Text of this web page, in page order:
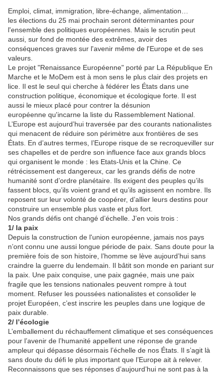
Emploi, climat, immigration, libre-échange, alimentation…
les élections du 25 mai prochain seront déterminantes pour
l'ensemble des politiques européennes. Mais le scrutin peut
aussi, sur fond de montée des extrêmes, avoir des
conséquences graves sur l'avenir même de l'Europe et de ses
valeurs.
Le projet "Renaissance Européenne" porté par La République En
Marche et le MoDem est à mon sens le plus clair des projets en
lice. Il est le seul qui cherche à fédérer les États dans une
construction politique, économique et écologique forte. Il est
aussi le mieux placé pour contrer la désunion
européenne qu'incarne la liste du Rassemblement National.
L’Europe est aujourd’hui traversée par des courants nationalistes
qui menacent de réduire son périmètre aux frontières de ses
États. En d’autres termes, l’Europe risque de se recroqueviller sur
ses chapelles et de perdre son influence face aux grands blocs
qui organisent le monde : les Etats-Unis et la Chine. Ce
rétrécissement est dangereux, car les grands défis de notre
humanité sont d’ordre planétaire. Ils exigent des peuples qu’ils
fassent blocs, qu’ils voient grand et qu’ils agissent en nombre. Ils
reposent sur leur volonté de coopérer, d’allier leurs destins pour
construire un ensemble plus vaste et plus fort.
Nos grands défis ont changé d’échelle. J’en vois trois :
1/ la paix
Depuis la construction de l'union européenne, jamais nos pays
n’ont connu une aussi longue période de paix. Sans doute pour la
première fois de son histoire, l’homme se lève aujourd’hui sans
craindre la guerre du lendemain. Il bâtit son monde en pariant sur
la paix. Une paix conquise, une paix gagnée, mais une paix
fragile que les tensions nationales peuvent rompre à tout
moment. Refuser les poussées nationalistes et consolider le
projet Européen, c’est inscrire les peuples dans une logique de
paix durable.
2/ l’écologie
L’emballement du réchauffement climatique et ses conséquences
pour l’avenir de l’humanité appellent une réponse de grande
ampleur qui dépasse désormais l’échelle de nos États. Il s’agit là
sans doute du défi le plus important que l’Europe ait à relever.
Reconnaissons que ses réponses d’aujourd’hui ne sont pas à la